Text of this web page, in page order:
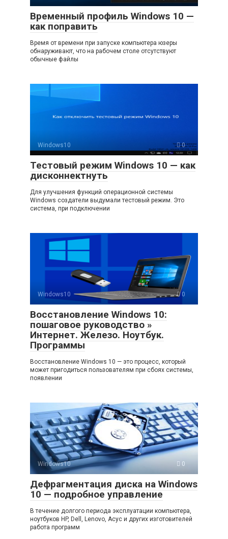
Временный профиль Windows 10 —
как поправить
Время от времени при запуске компьютера юзеры
обнаруживают, что на рабочем столе отсутствуют
обычные файлы
Windows10 0
Тестовый режим Windows 10 — как
дисконнектнуть
Для улучшения функций операционной системы
Windows создатели выдумали тестовый режим. Это
система, при подключении
Windows10 0
Восстановление Windows 10:
пошаговое руководство »
Интернет. Железо. Ноутбук.
Программы
Восстановление Windows 10 — это процесс, который
может пригодиться пользователям при сбоях системы,
появлении
Windows10 0
Дефрагментация диска на Windows
10 — подробное управление
В течение долгого периода эксплуатации компьютера,
ноутбуков HP, Dell, Lenovo, Асус и других изготовителей
работа программ